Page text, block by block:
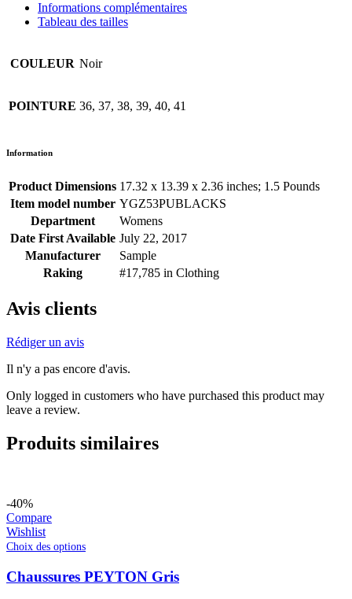
Informations complémentaires
Tableau des tailles
COULEUR Noir
POINTURE 36, 37, 38, 39, 40, 41
Information
Product Dimensions 17.32 x 13.39 x 2.36 inches; 1.5 Pounds
Item model number YGZ53PUBLACKS
Department
Womens
Date First Available July 22, 2017
Manufacturer
Sample
Raking
#17,785 in Clothing
Avis clients
Rédiger un avis
Il n'y a pas encore d'avis.
Only logged in customers who have purchased this product may
leave a review.
Produits similaires
-40%
Compare
Wishlist
Choix des options
Chaussures PEYTON Gris